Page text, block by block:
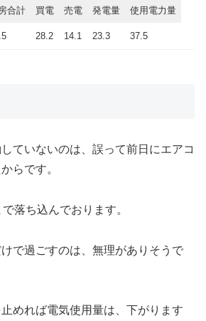
合計 買電 売電 発電量 使用電力量
28.2 14.1 23.3 37.5
ていないのは、誤って前日にエアコ
らです。
落ち込んでおります。
で過ごすのは、無理がありそうで
めれば電気使用量は、下がります